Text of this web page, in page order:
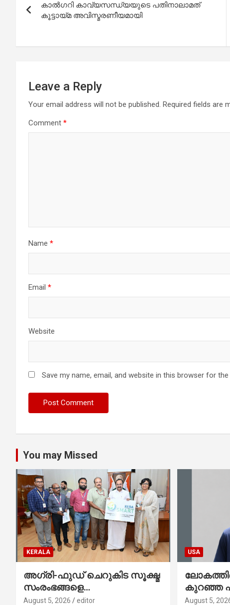
navigation
കാൽഗറി കാവ്യസന്ധ്യയുടെ പതിനാലാമത്‌
കൂട്ടായ്‌മ അവിസ്മരണീയമായി
Leave a Reply
Your email address will not be published. Required fields are
Comment *
Name *
Email *
Website
Save my name, email, and website in this browser for
You may Missed
KERALA
അഗ്രി-ഫുഡ് ചെറുകിട സൂക്ഷ്മ
സംരംഭങ്ങളെ
ശക്തിപ്പെടുത്താന്‍ ‘സ്മാര്‍ട്ട്’
August 5, 2026 editor
USA
കുറഞ്ഞ
ഇനി
August 5,